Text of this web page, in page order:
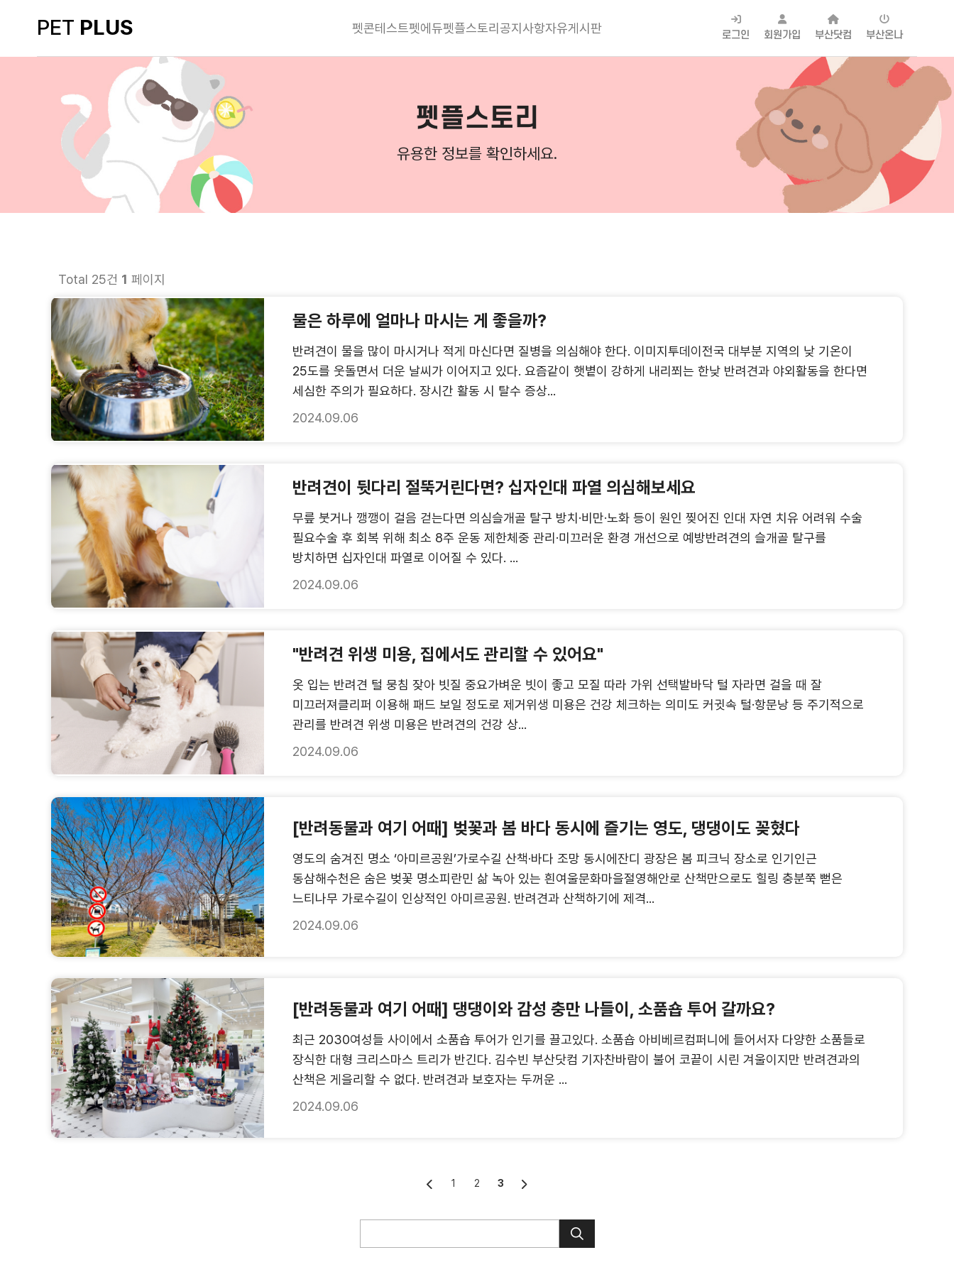
PET PLUS 펫콘테스트펫에듀펫플스토리공지사항자유게시판 로그인 회원가입 부산닷컴 부산온나
펫플스토리
유용한 정보를 확인하세요.
Total 25건 1 페이지
물은 하루에 얼마나 마시는 게 좋을까?
반려견이 물을 많이 마시거나 적게 마신다면 질병을 의심해야 한다. 이미지투데이전국 대부분 지역의 낮 기온이
25도를 웃돌면서 더운 날씨가 이어지고 있다. 요즘같이 햇볕이 강하게 내리쬐는 한낮 반려견과 야외활동을 한다면
세심한 주의가 필요하다. 장시간 활동 시 탈수 증상...
2024.09.06
반려견이 뒷다리 절뚝거린다면? 십자인대 파열 의심해보세요
무릎 붓거나 깽깽이 걸음 걷는다면 의심슬개골 탈구 방치·비만·노화 등이 원인 찢어진 인대 자연 치유 어려워 수술
필요수술 후 회복 위해 최소 8주 운동 제한체중 관리·미끄러운 환경 개선으로 예방반려견의 슬개골 탈구를
방치하면 십자인대 파열로 이어질 수 있다. ...
2024.09.06
"반려견 위생 미용, 집에서도 관리할 수 있어요"
옷 입는 반려견 털 뭉침 잦아 빗질 중요가벼운 빗이 좋고 모질 따라 가위 선택발바닥 털 자라면 걸을 때 잘
미끄러져클리퍼 이용해 패드 보일 정도로 제거위생 미용은 건강 체크하는 의미도 커귓속 털·항문낭 등 주기적으로
관리를 반려견 위생 미용은 반려견의 건강 상...
2024.09.06
[반려동물과 여기 어때] 벚꽃과 봄 바다 동시에 즐기는 영도, 댕댕이도 꽂혔다
영도의 숨겨진 명소 ‘아미르공원’가로수길 산책·바다 조망 동시에잔디 광장은 봄 피크닉 장소로 인기인근
동삼해수천은 숨은 벚꽃 명소피란민 삶 녹아 있는 흰여울문화마을절영해안로 산책만으로도 힐링 충분쭉 뻗은
느티나무 가로수길이 인상적인 아미르공원. 반려견과 산책하기에 제격...
2024.09.06
[반려동물과 여기 어때] 댕댕이와 감성 충만 나들이, 소품숍 투어 갈까요?
최근 2030여성들 사이에서 소품숍 투어가 인기를 끌고있다. 소품숍 아비베르컴퍼니에 들어서자 다양한 소품들로
장식한 대형 크리스마스 트리가 반긴다. 김수빈 부산닷컴 기자찬바람이 불어 코끝이 시린 겨울이지만 반려견과의
산책은 게을리할 수 없다. 반려견과 보호자는 두꺼운 ...
2024.09.06
1 2 3